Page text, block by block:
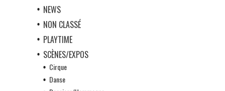
NEWS
NON CLASSÉ
PLAYTIME
SCÈNES/EXPOS
Cirque
Danse